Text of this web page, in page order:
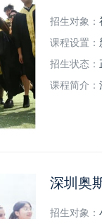
招生对象：
课程设置：
招生状态：
课程简介：
深圳奥
招生对象：